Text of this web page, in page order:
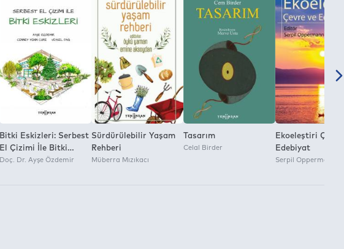
Bitki Eskizleri: Serbest
El Çizimi İle Bitki
Eskizleri
Doç. Dr. Ayşe Özdemir
Sürdürülebilir Yaşam
Rehberi
Müberra Mızıkacı
Tasarım
Celal Birder
Ekoeleştiri Çevre
Edebiyat
Serpil Oppermann